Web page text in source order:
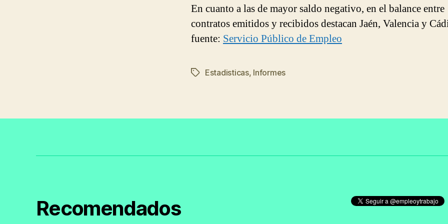
En cuanto a las de mayor saldo negativo, en el balance entre
contratos emitidos y recibidos destacan Jaén, Valencia y
fuente: Servicio Público de Empleo
Etiquetas
Estadisticas, Informes
Recomendados